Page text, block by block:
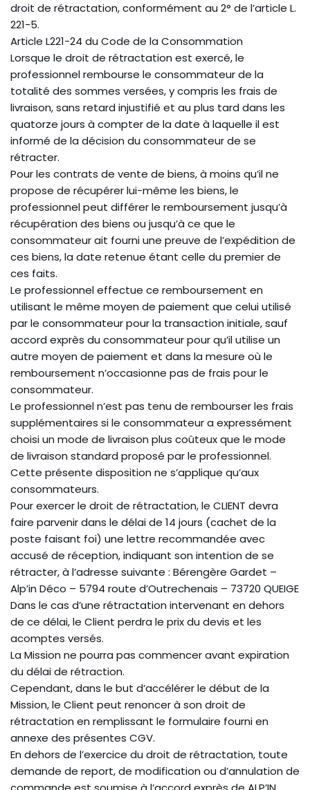
droit de rétractation, conformément au 2° de l’article L.
221-5.
Article L221-24 du Code de la Consommation
Lorsque le droit de rétractation est exercé, le
professionnel rembourse le consommateur de la
totalité des sommes versées, y compris les frais de
livraison, sans retard injustifié et au plus tard dans les
quatorze jours à compter de la date à laquelle il est
informé de la décision du consommateur de se
rétracter.
Pour les contrats de vente de biens, à moins qu’il ne
propose de récupérer lui-même les biens, le
professionnel peut différer le remboursement jusqu’à
récupération des biens ou jusqu’à ce que le
consommateur ait fourni une preuve de l’expédition de
ces biens, la date retenue étant celle du premier de
ces faits.
Le professionnel effectue ce remboursement en
utilisant le même moyen de paiement que celui utilisé
par le consommateur pour la transaction initiale, sauf
accord exprès du consommateur pour qu’il utilise un
autre moyen de paiement et dans la mesure où le
remboursement n’occasionne pas de frais pour le
consommateur.
Le professionnel n’est pas tenu de rembourser les frais
supplémentaires si le consommateur a expressément
choisi un mode de livraison plus coûteux que le mode
de livraison standard proposé par le professionnel.
Cette présente disposition ne s’applique qu’aux
consommateurs.
Pour exercer le droit de rétractation, le CLIENT devra
faire parvenir dans le délai de 14 jours (cachet de la
poste faisant foi) une lettre recommandée avec
accusé de réception, indiquant son intention de se
rétracter, à l’adresse suivante : Bérengère Gardet –
Alp’in Déco – 5794 route d’Outrechenais – 73720 QUEIGE
Dans le cas d’une rétractation intervenant en dehors
de ce délai, le Client perdra le prix du devis et les
acomptes versés.
La Mission ne pourra pas commencer avant expiration
du délai de rétraction.
Cependant, dans le but d’accélérer le début de la
Mission, le Client peut renoncer à son droit de
rétractation en remplissant le formulaire fourni en
annexe des présentes CGV.
En dehors de l’exercice du droit de rétractation, toute
demande de report, de modification ou d’annulation de